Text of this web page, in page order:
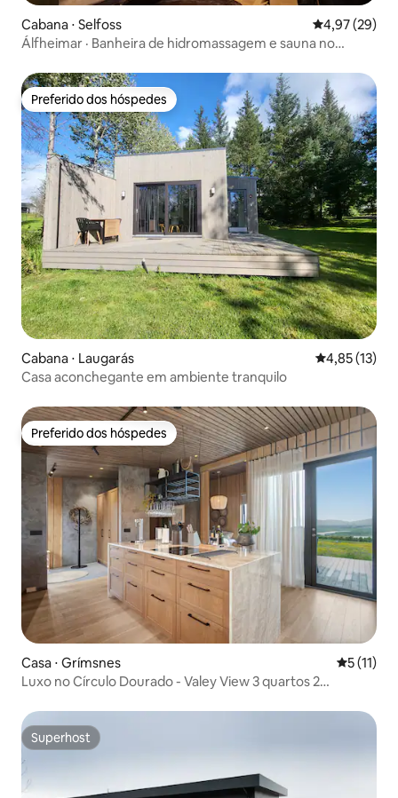
Cabana ⋅ Selfoss 4,97 de uma
4,97 (29)
Álfheimar · Banheira de hidromassagem e sauna no
Preferido dos hóspedes
Preferido dos hóspedes
Cabana ⋅ Laugarás 4,85 de uma
4,85 (13)
Casa aconchegante em ambiente tranquilo
Preferido dos hóspedes
Preferido dos hóspedes
Casa ⋅ Grímsnes 5 de uma
5 (11)
Luxo no Círculo Dourado - Valey View 3 quartos 2
Superhost
Superhost